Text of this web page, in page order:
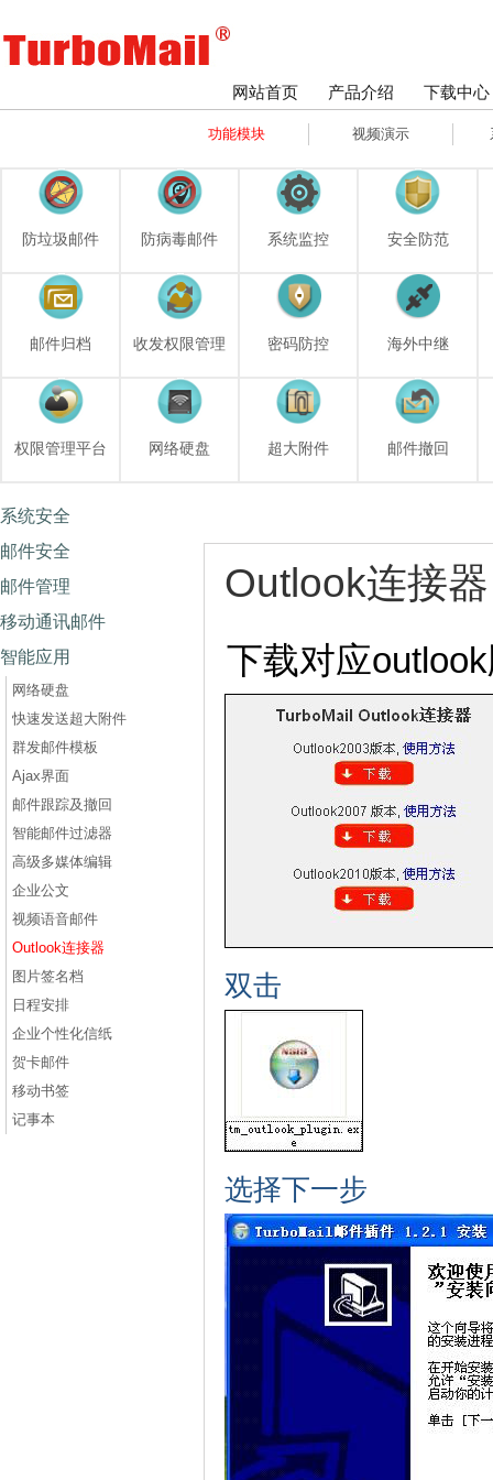
网站首页 产品介绍 下载中心
功能模块 视频演示
防垃圾邮件 防病毒邮件 系统监控 安全防范
邮件归档 收发权限管理 密码防控 海外中继
权限管理平台 网络硬盘 超大附件 邮件撤回
系统安全
邮件安全
邮件管理
移动通讯邮件
智能应用
网络硬盘
快速发送超大附件
群发邮件模板
Ajax界面
邮件跟踪及撤回
智能邮件过滤器
高级多媒体编辑
企业公文
视频语音邮件
Outlook连接器
图片签名档
日程安排
企业个性化信纸
贺卡邮件
移动书签
记事本
Outlook连接器
下载对应
双击
选择下一步